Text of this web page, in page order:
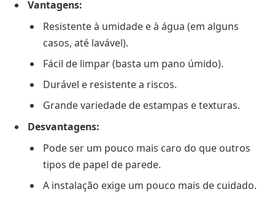
Vantagens:
Resistente à umidade e à água (em alguns
casos, até lavável).
Fácil de limpar (basta um pano úmido).
Durável e resistente a riscos.
Grande variedade de estampas e texturas.
Desvantagens:
Pode ser um pouco mais caro do que outros
tipos de papel de parede.
A instalação exige um pouco mais de cuidado.